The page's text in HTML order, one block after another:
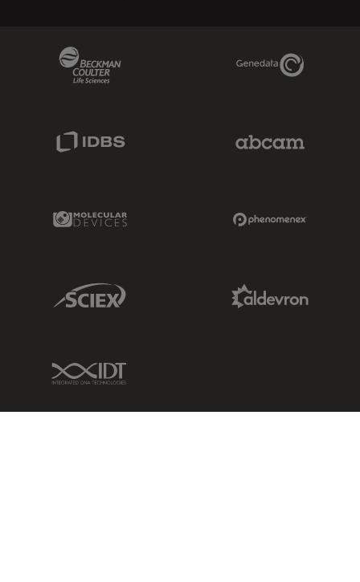
Genedata Link
Molecular Devices Link
Sciex Link
IDT Link